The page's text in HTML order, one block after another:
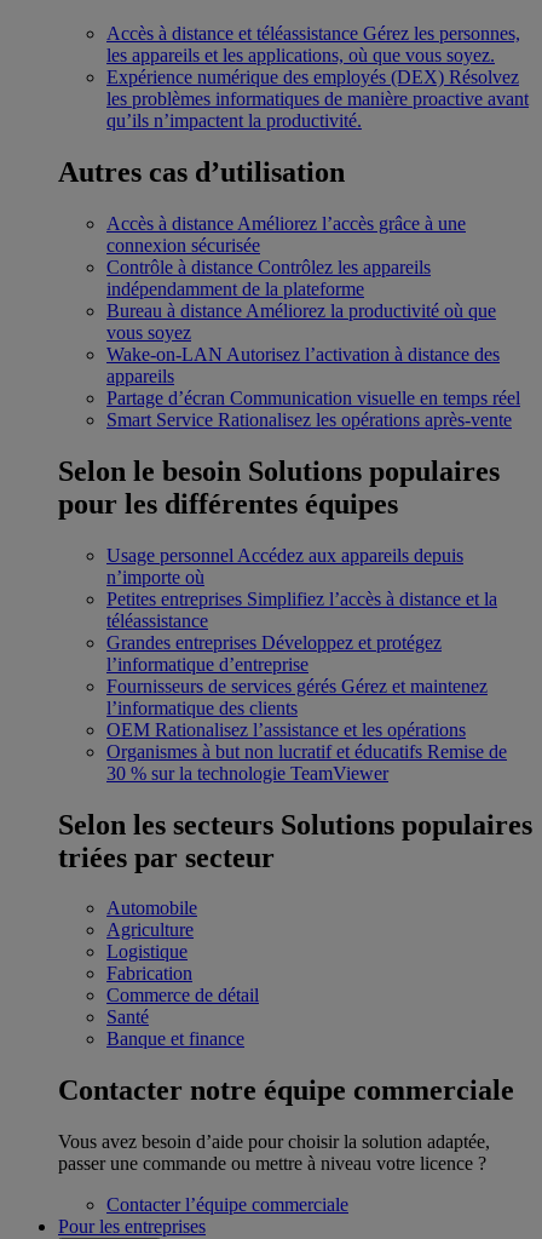
Accès à distance et téléassistance Gérez les personnes,
les appareils et les applications, où que vous soyez.
Expérience numérique des employés (DEX) Résolvez
les problèmes informatiques de manière proactive avant
qu’ils n’impactent la productivité.
Autres cas d’utilisation
Accès à distance Améliorez l’accès grâce à une
connexion sécurisée
Contrôle à distance Contrôlez les appareils
indépendamment de la plateforme
Bureau à distance Améliorez la productivité où que
vous soyez
Wake-on-LAN Autorisez l’activation à distance des
appareils
Partage d’écran Communication visuelle en temps réel
Smart Service Rationalisez les opérations après-vente
Selon le besoin Solutions populaires
pour les différentes équipes
Usage personnel Accédez aux appareils depuis
n’importe où
Petites entreprises Simplifiez l’accès à distance et la
téléassistance
Grandes entreprises Développez et protégez
l’informatique d’entreprise
Fournisseurs de services gérés Gérez et maintenez
l’informatique des clients
OEM Rationalisez l’assistance et les opérations
Organismes à but non lucratif et éducatifs Remise de
30 % sur la technologie TeamViewer
Selon les secteurs Solutions populaires
triées par secteur
Automobile
Agriculture
Logistique
Fabrication
Commerce de détail
Santé
Banque et finance
Contacter notre équipe commerciale
Vous avez besoin d’aide pour choisir la solution adaptée,
passer une commande ou mettre à niveau votre licence ?
Contacter l’équipe commerciale
Pour les entreprises